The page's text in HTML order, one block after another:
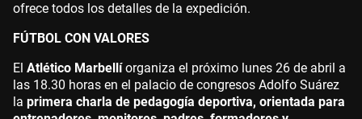
ofrece todos los detalles de la expedición.
FÚTBOL CON VALORES
El Atlético Marbellíorganiza el próximo lunes 26 de abril a
las 18.30 horas en el palacio de congresos Adolfo Suárez
la primera charla de pedagogía deportiva, orientada para